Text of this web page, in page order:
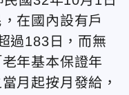
在國內設有戶
過183日，而無
年基本保證年
月起按月發給，